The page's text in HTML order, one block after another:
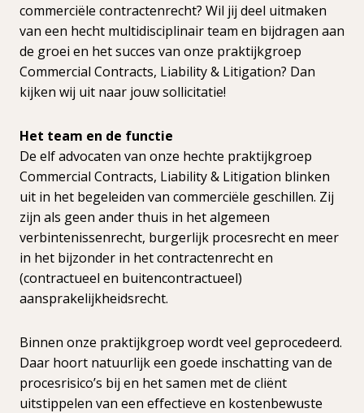
commerciële contractenrecht? Wil jij deel uitmaken
van een hecht multidisciplinair team en bijdragen aan
de groei en het succes van onze praktijkgroep
Commercial Contracts, Liability & Litigation? Dan
kijken wij uit naar jouw sollicitatie!
Het team en de functie
De elf advocaten van onze hechte praktijkgroep
Commercial Contracts, Liability & Litigation blinken
uit in het begeleiden van commerciële geschillen. Zij
zijn als geen ander thuis in het algemeen
verbintenissenrecht, burgerlijk procesrecht en meer
in het bijzonder in het contractenrecht en
(contractueel en buitencontractueel)
aansprakelijkheidsrecht.
Binnen onze praktijkgroep wordt veel geprocedeerd.
Daar hoort natuurlijk een goede inschatting van de
procesrisico’s bij en het samen met de cliënt
uitstippelen van een effectieve en kostenbewuste